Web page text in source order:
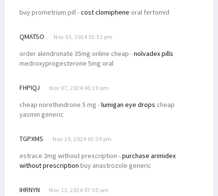
buy prometrium pill -cost clomiphene oral fertomid
QMATSO Nov 03, 2024 01:51 pm
order alendronate 35mg online cheap -nolvadex pills
medroxyprogesterone 5mg oral
FHPIQJ Nov 07, 2024 06:19 am
cheap norethindrone 5 mg -lumigan eye drops cheap
yasmin generic
TGPXMS Nov 10, 2024 03:39 pm
estrace 2mg without prescription -purchase arimidex
without prescription buy anastrozole generic
IHRNYN Nov 13, 2024 07:30 am